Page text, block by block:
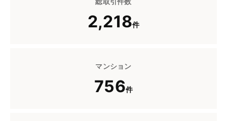
2,218件
マンション
756件